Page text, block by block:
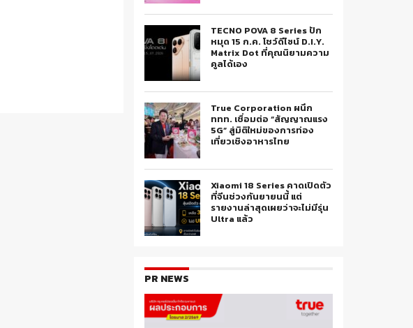
TECNO POVA 8 Series ปัก
หมุด 15 ก.ค. โชว์ดีไซน์ D.I.Y.
Matrix Dot ที่คุณนิยามความ
คูลได้เอง
True Corporation ผนึก
ททท. เชื่อมต่อ “สัญญาณแรง
5G” สู่มิติใหม่ของการท่อง
เที่ยวเชิงอาหารไทย
Xiaomi 18 Series คาดเปิดตัว
ที่จีนช่วงกันยายนนี้ แต่
รายงานล่าสุดเผยว่าจะไม่มีรุ่น
Ultra แล้ว
PR NEWS